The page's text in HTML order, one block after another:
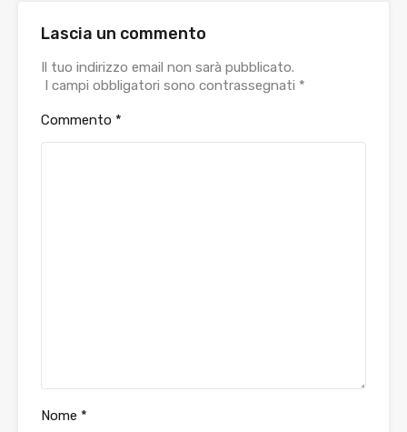
Lascia un commento
Il tuo indirizzo email non sarà pubblicato.
I campi obbligatori sono contrassegnati *
Commento *
Nome *